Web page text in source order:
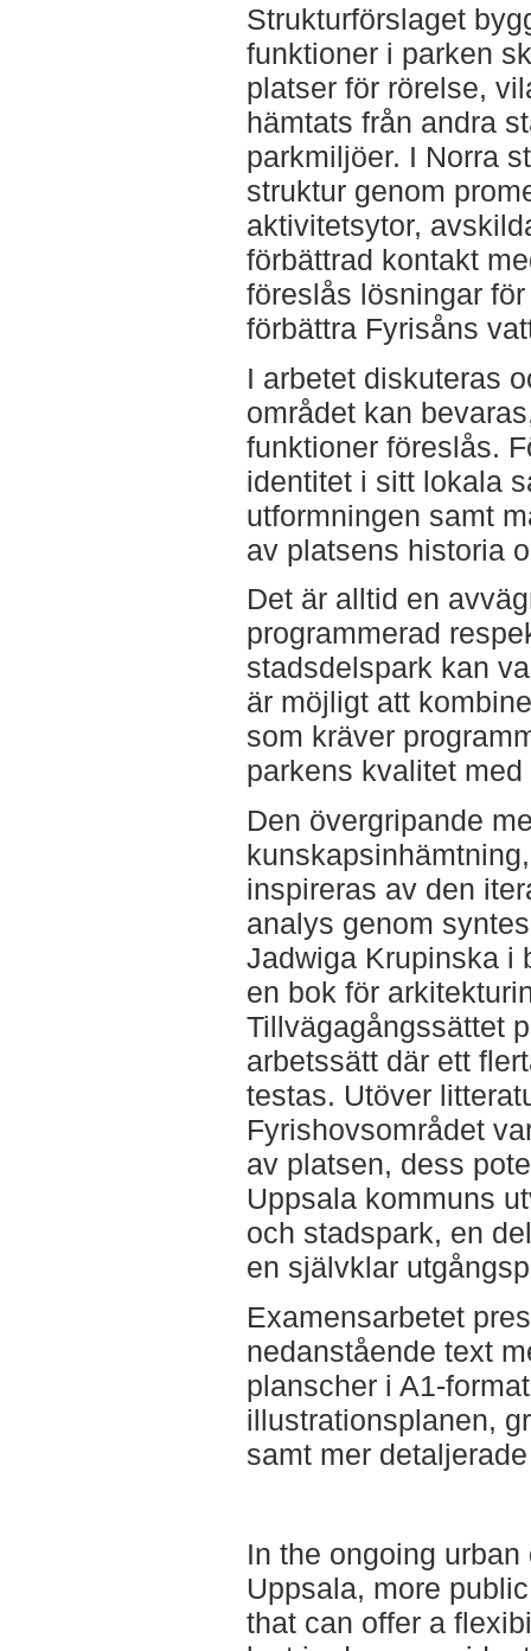
Strukturförslaget
funktioner i parken
platser för rörelse,
hämtats från andra
parkmiljöer. I Norra
struktur genom
aktivitetsytor,
förbättrad kontakt
föreslås lösningar
förbättra Fyrisåns
I arbetet diskuteras
området kan
funktioner föreslås.
identitet i sitt lokala
utformningen samt
av platsens historia
Det är alltid en
programmerad
stadsdelspark kan
är möjligt att
som kräver
parkens kvalitet
Den övergripande
inspireras av den
analys genom
Jadwiga Krupinska i
en bok för
Tillvägagångssättet
arbetssätt där ett
testas. Utöver
Fyrishovsområdet
av platsen, dess
Uppsala kommuns
och stadspark, en
en självklar
Examensarbetet
nedanstående text
planscher i A1-
illustrationsplanen,
samt mer
In the ongoing
Uppsala, more
that can offer a